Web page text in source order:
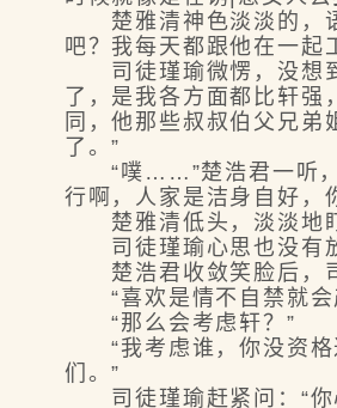
楚雅清神色淡淡的，语
吧？我每天都跟他在一起
司徒瑾瑜微愣，没想到
了，是我各方面都比轩
同，他那些叔叔伯父兄
了。”
“噗……”楚浩君一听，忍
行啊，人家是洁身自好，
楚雅清低头，淡淡地盯
司徒瑾瑜心思也没有放
楚浩君收敛笑脸后，司
“喜欢是情不自禁就会
“那么会考虑轩？”
“我考虑谁，你没资格
们。”
司徒瑾瑜赶紧问：“你